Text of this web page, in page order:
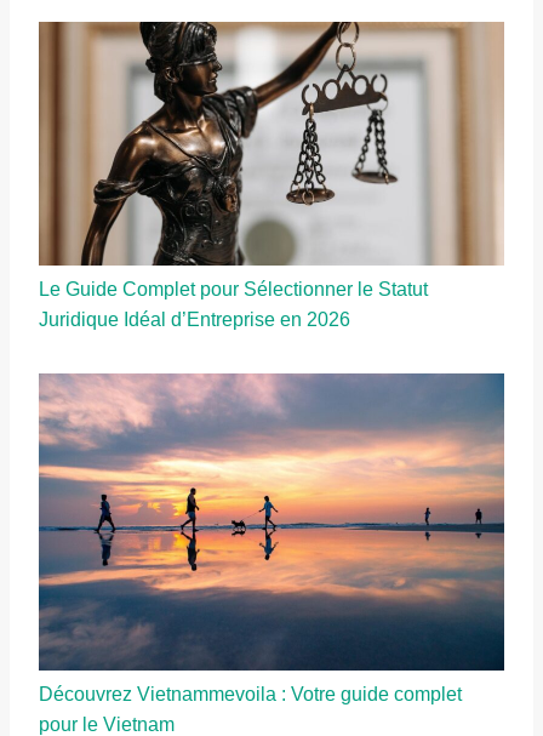
Le Guide Complet pour Sélectionner le Statut
Juridique Idéal d’Entreprise en 2026
Découvrez Vietnammevoila : Votre guide complet
pour le Vietnam